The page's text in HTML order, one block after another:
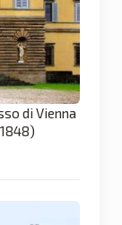
di Vienna